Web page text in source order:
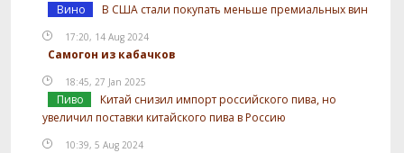
Вино В США стали покупать меньше премиальных вин
17:20, 14 Aug 2024
Самогон из кабачков
18:45, 27 Jan 2025
Пиво
Китай снизил импорт российского пива, но
увеличил поставки китайского пива в Россию
10:39, 5 Aug 2024